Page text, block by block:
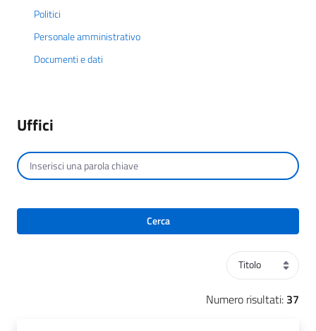
Politici
Personale amministrativo
Documenti e dati
Uffici
Ordinamento
Numero risultati: 37
Cerca per testo
Cerca